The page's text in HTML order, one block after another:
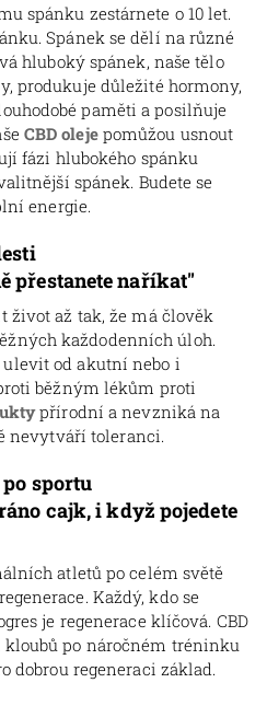
spánku zestárnete o 10 let.
Spánek se dělí na různé
hluboký spánek, naše tělo
produkuje důležité hormony,
paměti a posilňuje
CBD olejepomůžou usnout
fázi hlubokého spánku
spánek. Budete se
energie.
přestanete naříkat"
život až tak, že má člověk
každodenních úloh.
od akutní nebo i
běžným lékům proti
přírodní a nevzniká na
nevytváří toleranci.
sportu
cajk, i když pojedete
atletů po celém světě
Každý, kdo se
je regenerace klíčová. CBD
po náročném tréninku
dobrou regeneraci základ.